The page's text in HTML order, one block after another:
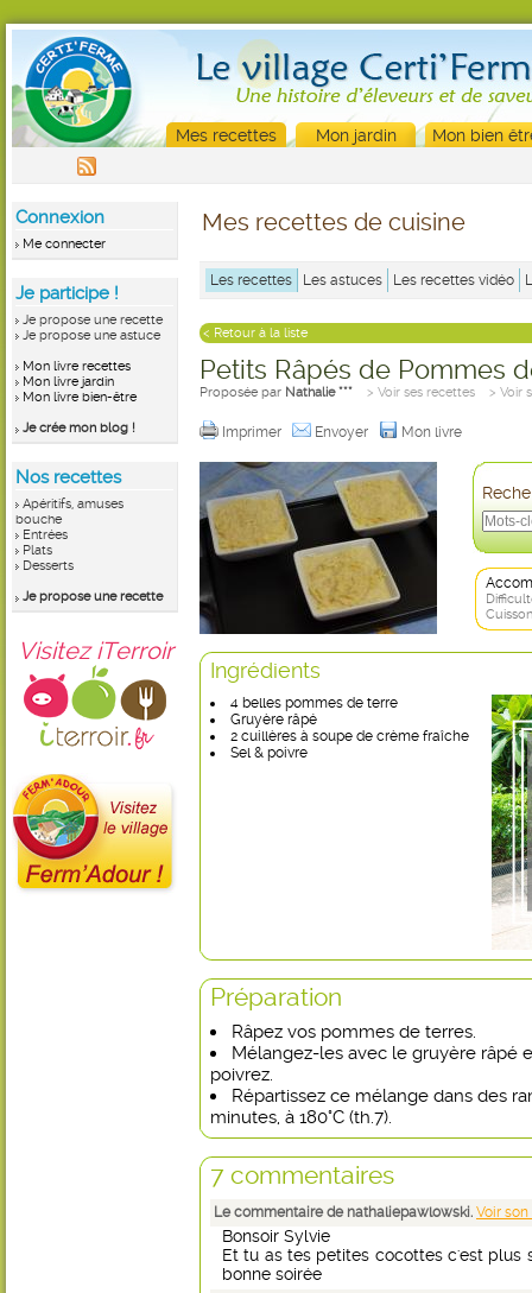
Mes recettes Mon jardin Mon bien
Connexion
Me connecter
Je participe !
Je propose une recette
Je propose une astuce
Mon livre recettes
Mon livre jardin
Mon livre bien-être
Je crée mon blog !
Nos recettes
Apéritifs, amuses
bouche
Entrées
Plats
Desserts
Je propose une recette
Visitez iTerroir
Mes recettes de cuisine
Les recettes Les astuces Les recettes vidéo
< Retour à la liste
Petits Râpés de Pommes
Proposée par Nathalie *** > Voir ses recettes > Voir
Imprimer Envoyer Mon livre
Ingrédients
4 belles pommes de terre
Gruyère râpé
2 cuillères à soupe de crème fraîche
Sel & poivre
Préparation
Râpez vos pommes de terres.
Mélangez-les avec le gruyère râpé
poivrez.
Répartissez ce mélange dans des
minutes, à 180°C (th.7).
7 commentaires
Le commentaire de nathaliepawlowski. Voir
Bonsoir Sylvie
Et tu as tes petites cocottes c'est plus
bonne soirée